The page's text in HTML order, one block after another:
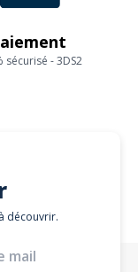
sécurisé - 3DS2
découvrir.